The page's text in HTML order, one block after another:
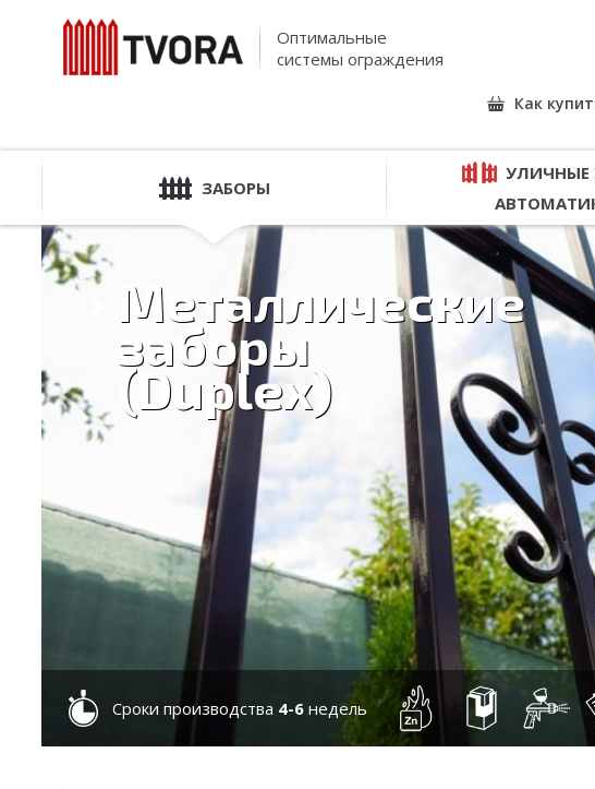
Оптимальные
системы ограждения
Как
ЗАБОРЫ
УЛИЧНЫЕ
Металлические
заборы
(Duplex)
Сроки производства 4-6 недель